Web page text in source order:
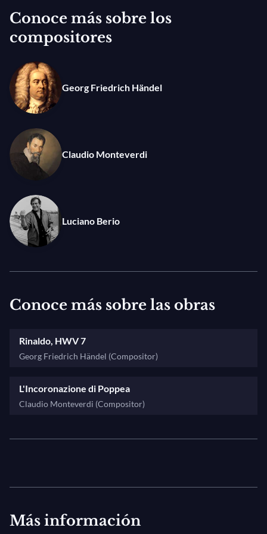
como Marco Uccellini, Tarquinio Merula, Dario
Castello y Biagio Marini.
Conoce más sobre los
compositores
Georg Friedrich Händel
Claudio Monteverdi
Luciano Berio
Conoce más sobre las obras
Rinaldo, HWV 7
Georg Friedrich Händel (Compositor)
L'Incoronazione di Poppea
Claudio Monteverdi (Compositor)
Más información